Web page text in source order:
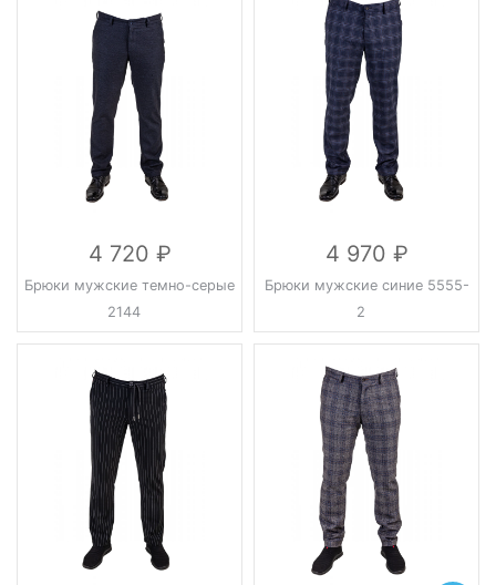
4 720
Брюки мужские темно-серые
2144
4 970
Брюки мужские синие 5555-
2